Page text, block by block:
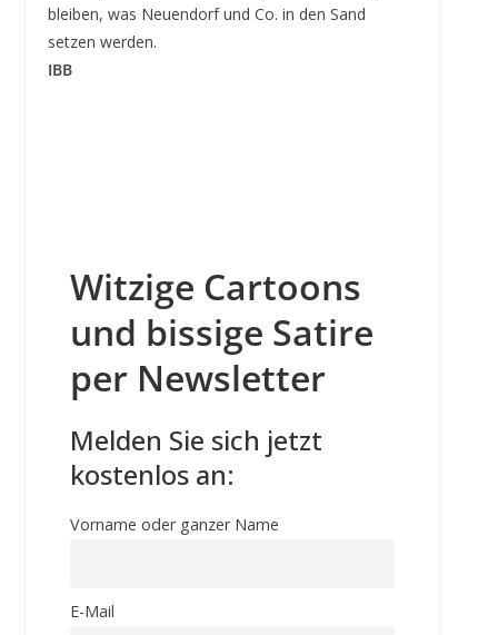
bleiben, was Neuendorf und Co. in den Sand
setzen werden.
IBB
Witzige Cartoons
und bissige Satire
per Newsletter
Melden Sie sich jetzt
kostenlos an:
Vorname oder ganzer Name
E-Mail